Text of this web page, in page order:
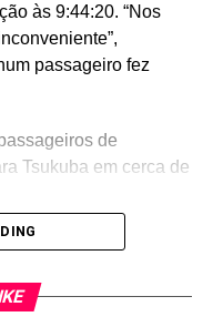
às 9:44:20. “Nos
passageiro fez
de
Tsukuba em cerca de